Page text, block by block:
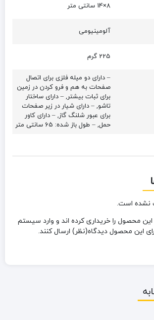
8×14 سانتی متر
آلومینیومی
225 گرم
– دارای دو میله فلزی برای اتصال
صفحات به هم و فرو کردن در زمین
برای ثبات بیشتر, – دارای ساختار
تاشو, – دارای شیار در زیر صفحات
برای عبور شلنگ گاز, – دارای کاور
حمل, – طول باز شده: 65 سانتی متر
نشده است.
محصول را خریداری کرده اند و وارد سیستم
این محصول دیدگاه(نظر) ارسال کنند.